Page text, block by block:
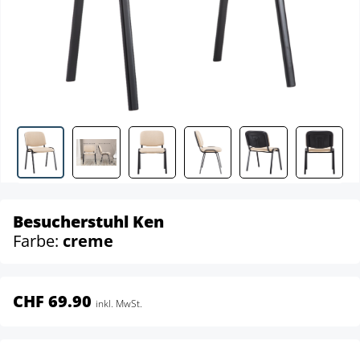
Besucherstuhl Ken
Farbe: creme
CHF 69.90 inkl. MwSt.